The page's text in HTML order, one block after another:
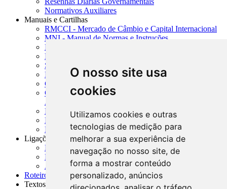
O nosso site usa
cookies
Utilizamos cookies e outras
tecnologias de medição para
melhorar a sua experiência de
navegação no nosso site, de
forma a mostrar conteúdo
personalizado, anúncios
Normativos Auxiliares
Manuais e Cartilhas
RMCCI - Mercado de Câmbio e Capital Internacional
MNI - Manual de Normas e Instruções
MTVM - Manual de Títulos e Valores Mobiliários
MCR - Manual de Crédito Rural
SISORF - Manual de Organização do SFN
MASUP - Manual de Supervisão Bancária
CADOC - Catálogo de Documentos
CNAE-CONCLA - Classificação Nacional de
Atividades Econômicas
PMF - Cartilhas do BCB
Manuais Auxiliares do BCB e Cosif-e
Resenhas Diárias Governamentais
Ligações Externas
Links Úteis
Presidência da República
Agências Nacionais Reguladoras
Roteiros para Estudos
Textos